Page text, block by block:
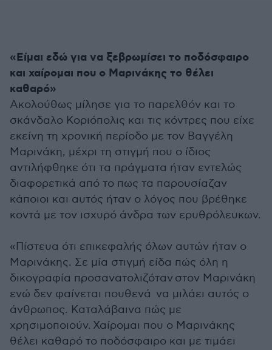
«Είμαι εδώ για να ξεβρωμίσει το ποδόσφαιρο
και χαίρομαι που ο Μαρινάκης το θέλει
καθαρό»
Ακολούθως μίλησε για το παρελθόν και το
σκάνδαλο Κοριόπολις και τις κόντρες που είχε
εκείνη τη χρονική περίοδο με τον Βαγγέλη
Μαρινάκη, μέχρι τη στιγμή που ο ίδιος
αντιλήφθηκε ότι τα πράγματα ήταν εντελώς
διαφορετικά από το πως τα παρουσίαζαν
κάποιοι και αυτός ήταν ο λόγος που βρέθηκε
κοντά με τον ισχυρό άνδρα των ερυθρόλευκων.
«Πίστευα ότι επικεφαλής όλων αυτών ήταν ο
Μαρινάκης. Σε μία στιγμή είδα πώς όλη η
δικογραφία προσανατολιζόταν στον Μαρινάκη
ενώ δεν φαίνεται πουθενά να μιλάει αυτός ο
άνθρωπος. Καταλάβαινα πώς με
χρησιμοποιούν. Χαίρομαι που ο Μαρινάκης
θέλει καθαρό το ποδόσφαιρο και με τιμάει